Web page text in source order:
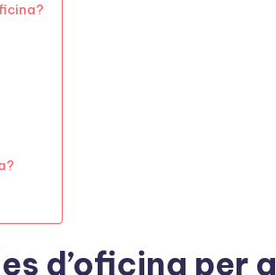
d’oficina per a